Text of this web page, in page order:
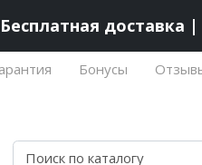
Бесплатная доставка
Бонусы